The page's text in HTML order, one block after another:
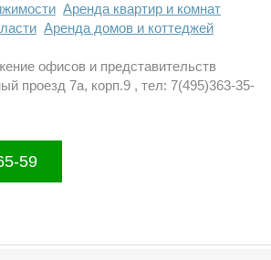
Аренда квартир и комнат
Аренда домов и коттеджей
офисов и представительств
проезд 7а, корп.9 , тел: 7(495)363-35-
59